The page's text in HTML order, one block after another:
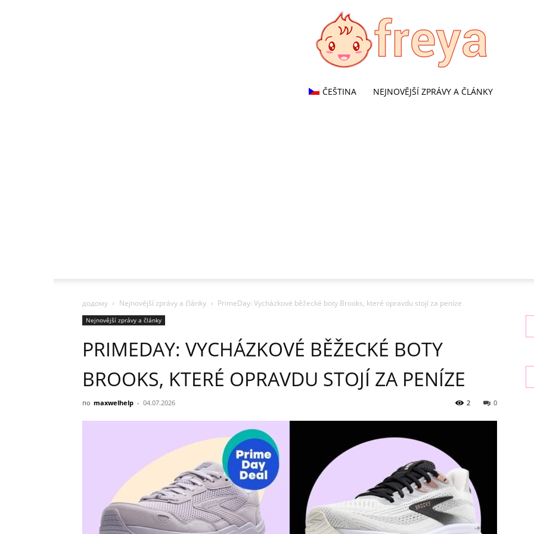
ČEŠTINA NEJNOVĚJŠÍ ZPRÁVY A ČLÁNKY
додому Nejnovější zprávy a články PrimeDay: Vycházkové běžecké boty Brooks, které opravdu stojí za peníze
Nejnovější zprávy a články
PRIMEDAY: VYCHÁZKOVÉ BĚŽECKÉ BOTY
BROOKS, KTERÉ OPRAVDU STOJÍ ZA PENÍZE
по maxwelhelp - 04.07.2026 0
2